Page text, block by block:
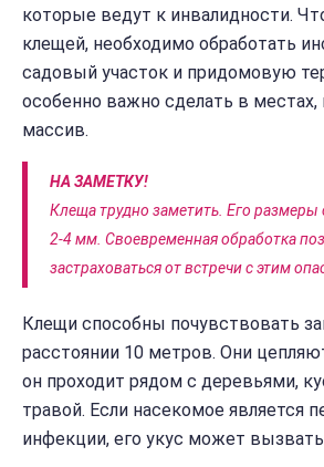
которые ведут к инвалидности.
клещей, необходимо обработать
садовый участок и придомовую
особенно важно сделать в местах,
массив.
НА ЗАМЕТКУ!
Клеща трудно заметить. Его размеры
2-4 мм. Своевременная обработка
застраховаться от встречи с этим
Клещи способны почувствовать
расстоянии 10 метров. Они
он проходит рядом с деревьями,
травой. Если насекомое является
инфекции, его укус может